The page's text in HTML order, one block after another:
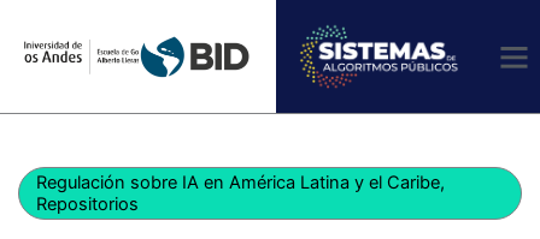
Regulación sobre IA en América Latina y el Caribe,
Repositorios